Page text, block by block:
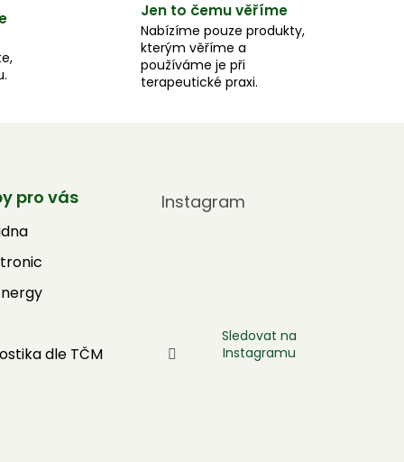
Jen to čemu věříme
Nabízíme pouze produkty,
kterým věříme a
používáme je při
terapeutické praxi.
pro vás
dle TČM
Instagram
Sledovat na
Instagramu